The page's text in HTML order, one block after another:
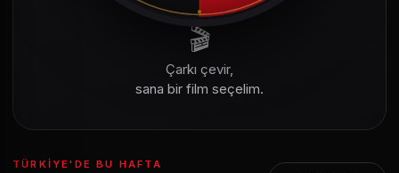
🎬
Çarkı çevir,
sana bir film seçelim.
TÜRKIYE'DE BU HAFTA